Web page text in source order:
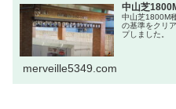
中山芝
中山芝1800M
の基準をクリ
プしました。
merveille5349.com